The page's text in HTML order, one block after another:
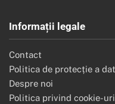
Informații legale
Contact
Politica de protecție a
Despre noi
Politica privind cookie-